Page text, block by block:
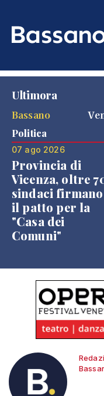
Ultimora
Bassano
Politica
07 ago 2026
Provincia di
Vicenza, oltre
sindaci firmano
il patto per la
"Casa dei
Comuni"